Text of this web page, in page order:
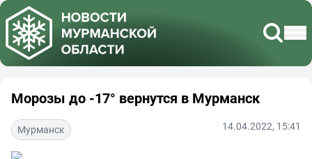
Морозы до -17° вернутся в Мурманск
Мурманск 14.04.2022, 15:41